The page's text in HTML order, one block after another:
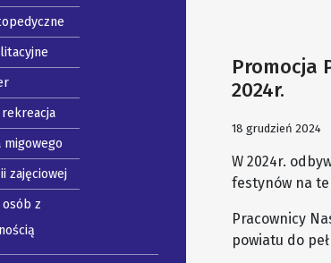
migowego
zajęciowej
z
Promocja
2024r.
18 grudzień 2024
W 2024r.
festynów na
Pracownicy
powiatu do